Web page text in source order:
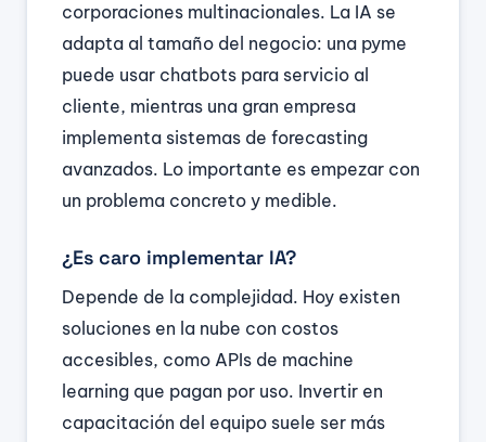
corporaciones multinacionales. La IA se
adapta al tamaño del negocio: una pyme
puede usar chatbots para servicio al
cliente, mientras una gran empresa
implementa sistemas de forecasting
avanzados. Lo importante es empezar con
un problema concreto y medible.
¿Es caro implementar IA?
Depende de la complejidad. Hoy existen
soluciones en la nube con costos
accesibles, como APIs de machine
learning que pagan por uso. Invertir en
capacitación del equipo suele ser más